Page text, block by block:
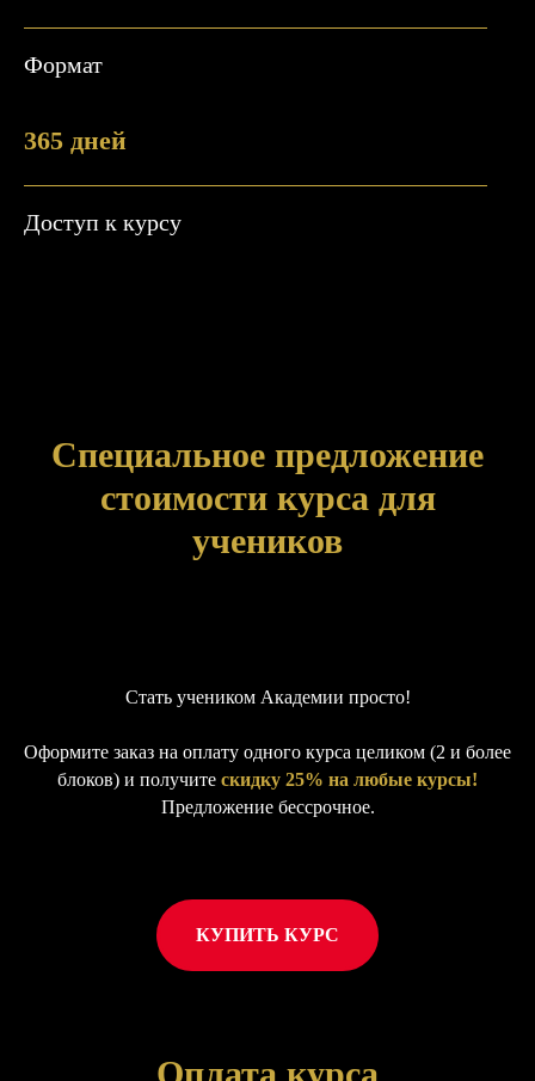
Формат
365 дней
Доступ к курсу
Специальное предложение
стоимости курса для
учеников
Стать учеником Академии просто!
Оформите заказ на оплату одного курса целиком (2 и более
блоков) и получите скидку 25% на любые курсы!
Предложение бессрочное.
КУПИТЬ КУРС